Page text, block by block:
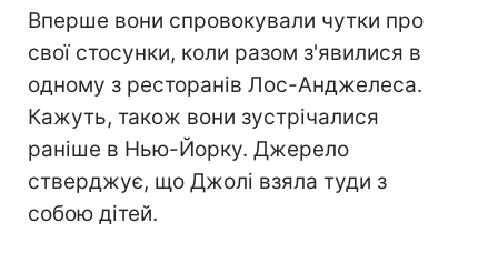
Вперше вони спровокували чутки про
свої стосунки, коли разом з'явилися в
одному з ресторанів Лос-Анджелеса.
Кажуть, також вони зустрічалися
раніше в Нью-Йорку. Джерело
стверджує, що Джолі взяла туди з
собою дітей.